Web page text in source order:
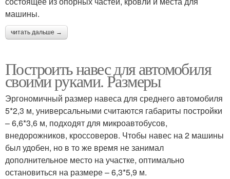
машины.
читать дальше →
Построить навес для автомобиля
своими руками. Размеры
Эргономичный размер навеса для среднего автомобиля
5*2,3 м, универсальными считаются габариты постройки
– 6,6*3,6 м, подходят для микроавтобусов,
внедорожников, кроссоверов. Чтобы навес на 2 машины
был удобен, но в то же время не занимал
дополнительное место на участке, оптимально
остановиться на размере – 6,3*5,9 м.